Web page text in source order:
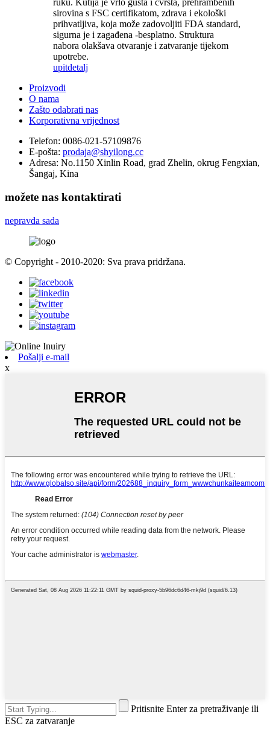
ruku. Kutija je vrlo gusta i čvrsta, prehrambenih
sirovina s FSC certifikatom, zdrava i ekološki
prihvatljiva, koja može zadovoljiti FDA standard,
sigurna je i zagađena -besplatno. Struktura
nabora olakšava otvaranje i zatvaranje tijekom
upotrebe.
upitdetalj
Proizvodi
O nama
Zašto odabrati nas
Korporativna vrijednost
Telefon: 0086-021-57109876
E-pošta: prodaja@shyilong.cc
Adresa: No.1150 Xinlin Road, grad Zhelin, okrug Fengxian,
Šangaj, Kina
možete nas kontaktirati
nepravda sada
© Copyright - 2010-2020: Sva prava pridržana.
Pošalji e-mail
x
Pritisnite Enter za pretraživanje ili
ESC za zatvaranje